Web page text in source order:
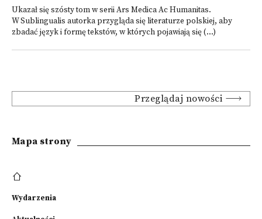
Ukazał się szósty tom w serii Ars Medica Ac Humanitas.
W Sublingualis autorka przygląda się literaturze polskiej, aby
zbadać język i formę tekstów, w których pojawiają się (...)
Przeglądaj nowości
Mapa strony
Wydarzenia